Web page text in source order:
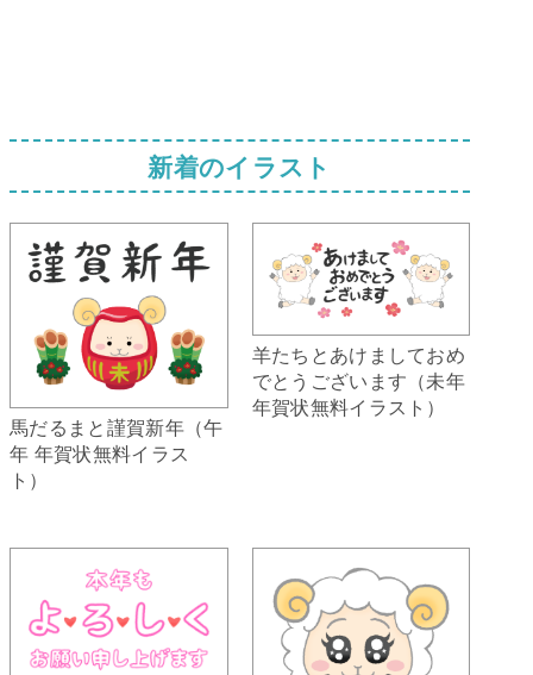
新着のイラスト
馬だるまと謹賀新年（午
年 年賀状無料イラス
ト）
羊たちとあけましておめ
でとうございます（未年
年賀状無料イラスト）